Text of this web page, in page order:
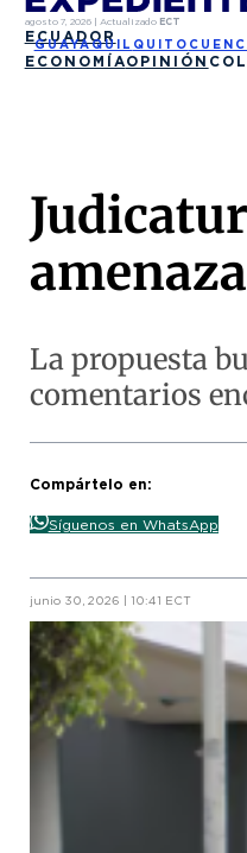
agosto 7, 2026| Actualizado ECT
ECUADOR
GUAYAQUIL QUITO
ECONOMÍAOPINIÓN
La propuesta
comentarios
Compártelo en:
Síguenos en WhatsApp
junio 30, 2026 | 10:41 ECT